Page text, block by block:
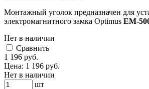
Монтажный уголок предназначен для
электромагнитного замка Optimus EM-
Нет в наличии
Cравнить
1 196 руб.
Цена: 1 196 руб.
Нет в наличии
шт